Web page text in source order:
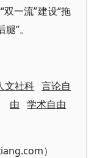
一流”建设“拖
”。
文社科 言论自
由
学术自由
）